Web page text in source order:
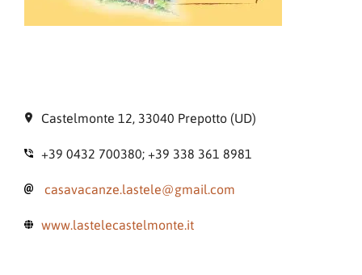
Castelmonte 12, 33040 Prepotto (UD)
+39 0432 700380; +39 338 361 8981
casavacanze.lastele@gmail.com
www.lastelecastelmonte.it